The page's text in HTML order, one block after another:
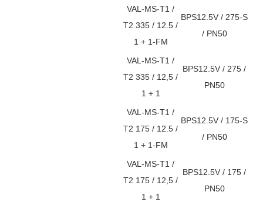
VAL-MS-T1 /
T2 335 / 12.5 /
1 + 1-FM
BPS12.5V / 275-S
/ PN50
VAL-MS-T1 /
T2 335 / 12,5 /
1 + 1
BPS12.5V / 275 /
PN50
VAL-MS-T1 /
T2 175 / 12.5 /
1 + 1-FM
BPS12.5V / 175-S
/ PN50
VAL-MS-T1 /
T2 175 / 12,5 /
1 + 1
BPS12.5V / 175 /
PN50